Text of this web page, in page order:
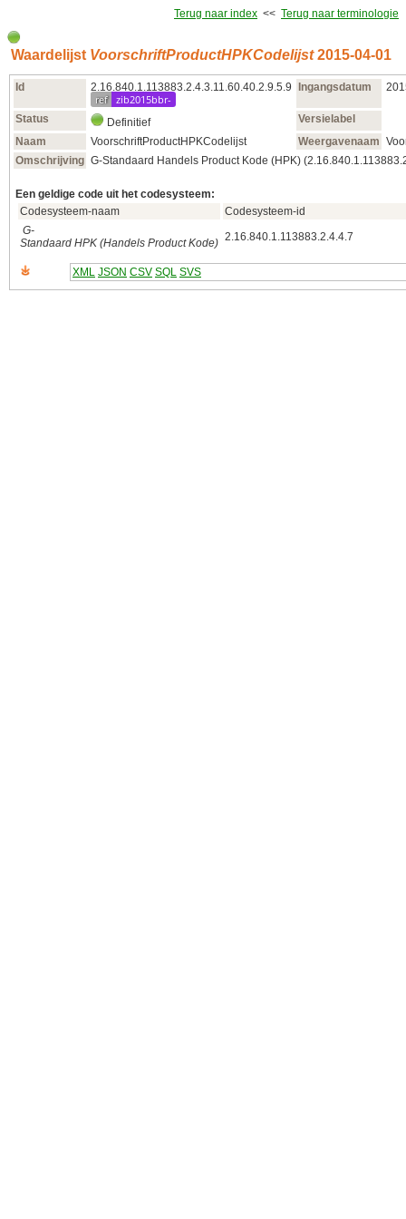
Terug naar index << Terug naar terminologie
Waardelijst VoorschriftProductHPKCodelijst2015‑04‑01
Id 2.16.840.1.113883.2.4.3.11.60.40.2.9.5.9
ref zib2015bbr-
Ingangsdatum
Status Definitief
Versielabel
Naam
VoorschriftProductHPKCodelijst Weergavenaam
Omschrijving G-Standaard Handels Product Kode (HPK)
Een geldige code uit het codesysteem:
Codesysteem-naam
Codesysteem-id
G-
Standaard HPK (Handels Product Kode) 2.16.840.1.113883.2.4.4.7
XML JSON CSV SQL SVS